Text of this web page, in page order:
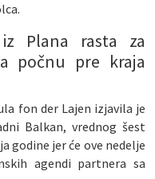
Plana rasta za
počnu pre kraja
fon der Lajen izjavila je
Balkan, vrednog šest
godine jer će ove nedelje
agendi partnera sa